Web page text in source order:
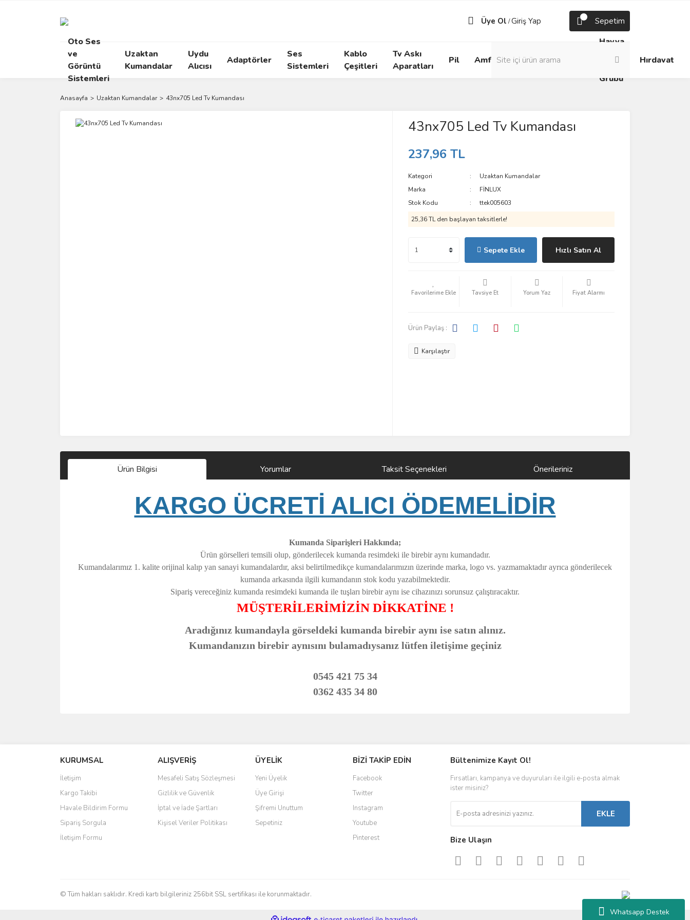
Whatsapp Destek
Üye Ol /Giriş Yap Sepetim
Oto Ses
ve
Görüntü
Sistemleri
Uzaktan
Kumandalar
Uydu
Alıcısı
Adaptörler
Ses
Sistemleri
Kablo
Çeşitleri
Tv Askı
Aparatları
Pil Amfi
Box
Prizler
Havya
Lehim
Grubu
Hırdavat
Anasayfa Uzaktan Kumandalar 43nx705 Led Tv Kumandası
43nx705 Led Tv Kumandası
237,96 TL
Kategori
Uzaktan Kumandalar
Marka
FİNLUX
Stok Kodu
ttek005603
25,36 TL den başlayan taksitlerle!
Sepete Ekle Hızlı Satın Al
Tavsiye Et Yorum Yaz Fiyat Alarmı
Ürün Paylaş :
Karşılaştır
Ürün Bilgisi Yorumlar Taksit Seçenekleri Önerileriniz
KARGO ÜCRETİ ALICI ÖDEMELİDİR
Kumanda Siparişleri Hakkında;
Ürün görselleri temsili olup, gönderilecek kumanda resimdeki ile birebir aynı kumandadır.
Kumandalarımız 1. kalite orijinal kalıp yan sanayi kumandalardır, aksi belirtilmedikçe kumandalarımızın üzerinde marka, logo vs. yazmamaktadır ayrıca gönderilecek
kumanda arkasında ilgili kumandanın stok kodu yazabilmektedir.
Sipariş vereceğiniz kumanda resimdeki kumanda ile tuşları birebir aynı ise cihazınızı sorunsuz çalıştıracaktır.
MÜŞTERİLERİMİZİN DİKKATİNE !
Aradığınız kumandayla görseldeki kumanda birebir aynı ise satın alınız.
Kumandanızın birebir aynısını bulamadıysanız lütfen iletişime geçiniz
0545 421 75 34
0362 435 34 80
Ürün resmi kalitesiz, bozuk veya görüntülenemiyor.
Ürün açıklamasında eksik bilgiler bulunuyor.
Ürün bilgilerinde hatalar bulunuyor.
Ürün fiyatı diğer sitelerden daha pahalı.
Bu ürüne benzer farklı alternatifler olmalı.
KURUMSAL
İletişim
Kargo Takibi
Havale Bildirim Formu
Sipariş Sorgula
İletişim Formu
ALIŞVERİŞ
Mesafeli Satış Sözleşmesi
Gizlilik ve Güvenlik
İptal ve İade Şartları
Kişisel Veriler Politikası
ÜYELİK
Yeni Üyelik
Üye Girişi
Şifremi Unuttum
Sepetiniz
BİZİ TAKİP EDİN
Facebook
Twitter
Instagram
Youtube
Pinterest
Bültenimize Kayıt Ol!
Fırsatları, kampanya ve duyuruları ile ilgili e-posta almak
ister misiniz?
EKLE
Bize Ulaşın
© Tüm hakları saklıdır. Kredi kartı bilgileriniz 256bit SSL sertifikası ile korunmaktadır.